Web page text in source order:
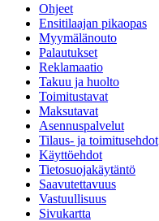
Ohjeet
Ensitilaajan pikaopas
Myymälänouto
Palautukset
Reklamaatio
Takuu ja huolto
Toimitustavat
Maksutavat
Asennuspalvelut
Tilaus- ja toimitusehdot
Käyttöehdot
Tietosuojakäytäntö
Saavutettavuus
Vastuullisuus
Sivukartta